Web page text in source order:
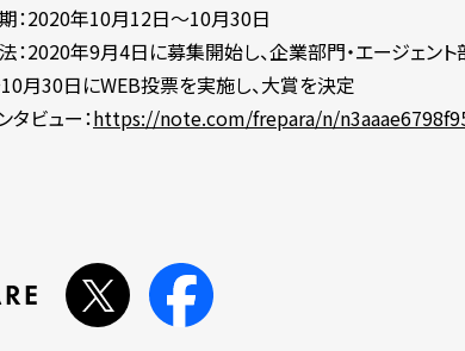
：2020年10月12日〜10月30日
：2020年9月4日に募集開始し、企業部門・エージェン
月30日にWEB投票を実施し、大賞を決定
タビュー：https://note.com/frepara/n/